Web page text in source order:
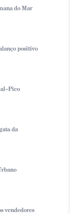
do Mar
positivo
da
vendedores